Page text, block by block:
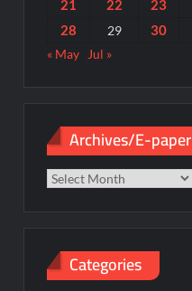
21
22 23
28 29 30
« May Jul »
Archives/E-paper
Categories